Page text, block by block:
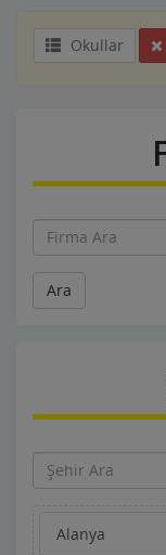
Okullar
Ara
Alanya